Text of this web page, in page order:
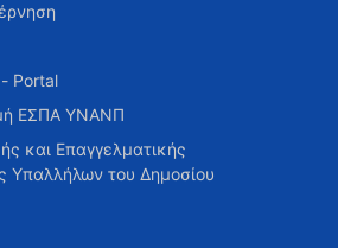
Portal
ΕΣΠΑ ΥΝΑΝΠ
και Επαγγελματικής
Υπαλλήλων του Δημοσίου